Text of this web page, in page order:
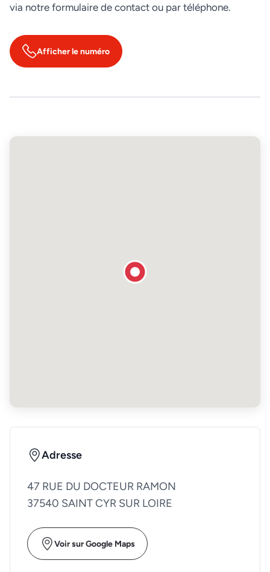
via notre formulaire de contact ou par téléphone.
Afficher le numéro
Adresse
47 RUE DU DOCTEUR RAMON
37540 SAINT CYR SUR LOIRE
Voir sur Google Maps